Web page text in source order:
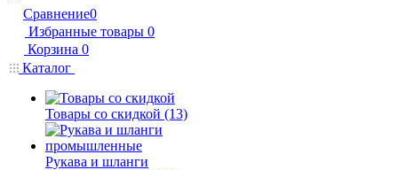
Сравнение0
Избранные товары 0
Корзина 0
Каталог
Товары со скидкой (13)
Рукава и шланги